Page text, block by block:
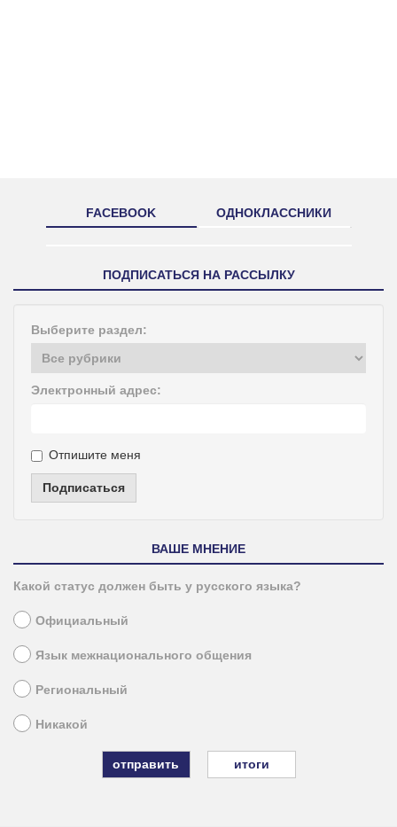
FACEBOOK ОДНОКЛАССНИКИ
ПОДПИСАТЬСЯ НА РАССЫЛКУ
Выберите раздел:
Электронный адрес:
Отпишите меня
Подписаться
ВАШЕ МНЕНИЕ
Какой статус должен быть у русского языка?
Официальный
Язык межнационального общения
Региональный
Никакой
итоги